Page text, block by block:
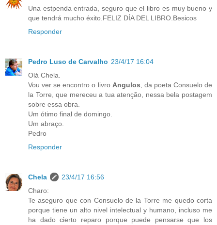
Una estpenda entrada, seguro que el libro es muy bueno y
que tendrá mucho éxito.FELIZ DÍA DEL LIBRO.Besicos
Responder
Pedro Luso de Carvalho 23/4/17 16:04
Olá Chela.
Vou ver se encontro o livro Angulos, da poeta Consuelo de
la Torre, que mereceu a tua atenção, nessa bela postagem
sobre essa obra.
Um ótimo final de domingo.
Um abraço.
Pedro
Responder
Chela
23/4/17 16:56
Charo:
Te aseguro que con Consuelo de la Torre me quedo corta
porque tiene un alto nivel intelectual y humano, incluso me
ha dado cierto reparo porque puede pensarse que los